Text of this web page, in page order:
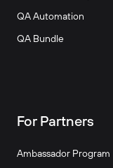
QA Automation
QA Bundle
For Partners
Ambassador Program